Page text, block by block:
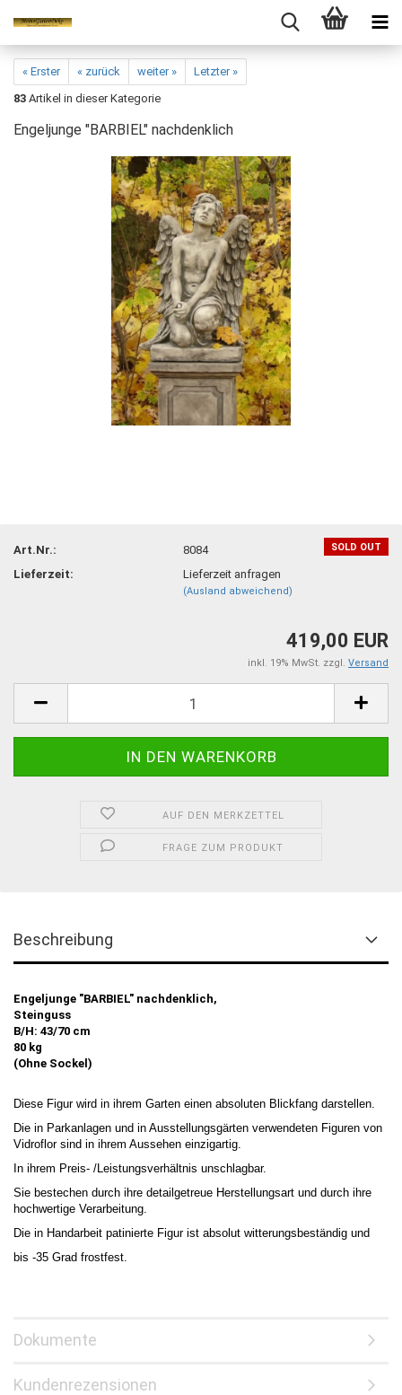
« Erster « zurück weiter »
Letzter »
83 Artikel in dieser Kategorie
Engeljunge "BARBIEL" nachdenklich
SOLD OUT
Art.Nr.:
8084
Lieferzeit:
Lieferzeit anfragen
(Ausland abweichend)
419,00 EUR
inkl. 19% MwSt. zzgl. Versand
AUF DEN MERKZETTEL
FRAGE ZUM PRODUKT
Beschreibung
Engeljunge "BARBIEL" nachdenklich,
Steinguss
B/H: 43/70 cm
80 kg
(Ohne Sockel)
Diese Figur wird in ihrem Garten einen absoluten Blickfang darstellen.
Die in Parkanlagen und in Ausstellungsgärten verwendeten Figuren von
Vidroflor sind in ihrem Aussehen einzigartig.
In ihrem Preis- /Leistungsverhältnis unschlagbar.
Sie bestechen durch ihre detailgetreue Herstellungsart und durch ihre
hochwertige Verarbeitung.
Die in Handarbeit patinierte Figur ist absolut witterungsbeständig und
bis -35 Grad frostfest.
Dokumente
Kundenrezensionen